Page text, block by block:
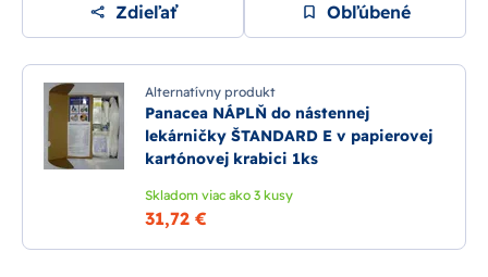
Zdieľať Obľúbené
Alternatívny produkt
Panacea NÁPLŇ do nástennej
lekárničky ŠTANDARD E v papierovej
kartónovej krabici 1ks
Skladom viac ako 3 kusy
31,72 €